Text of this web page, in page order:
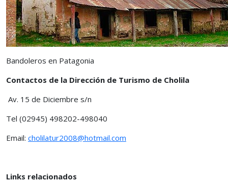
Bandoleros en Patagonia
Contactos de la Dirección de Turismo de Cholila
Av. 15 de Diciembre s/n
Tel (02945) 498202-498040
Email: cholilatur2008@hotmail.com
Links relacionados